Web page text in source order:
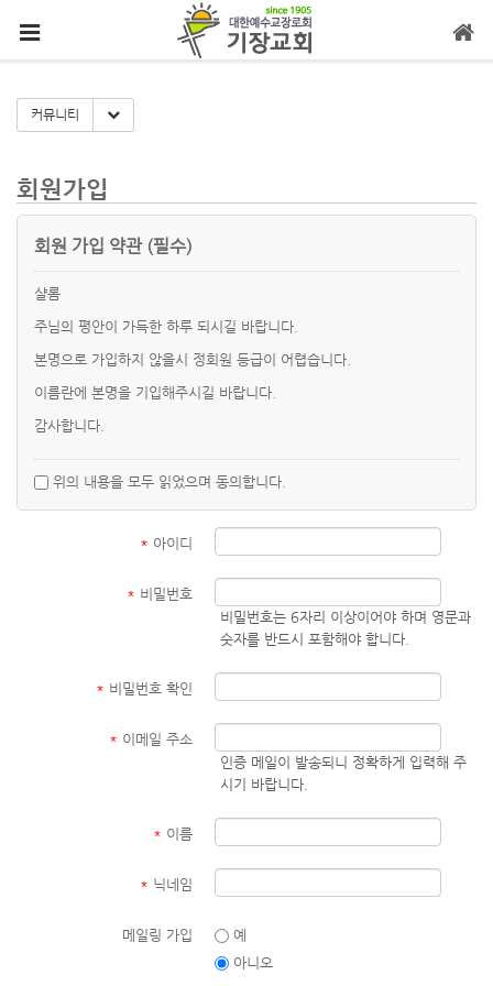
커뮤니티 Toggle Dropdown
회원가입
회원 가입 약관 (필수)
샬롬
주님의 평안이 가득한 하루 되시길 바랍니다.
본명으로 가입하지 않을시 정회원 등급이 어렵습니다.
이름란에 본명을 기입해주시길 바랍니다.
감사합니다.
위의 내용을 모두 읽었으며 동의합니다.
* 아이디
* 비밀번호
비밀번호는 6자리 이상이어야 하며 영문과
숫자를 반드시 포함해야 합니다.
* 비밀번호 확인
* 이메일 주소
인증 메일이 발송되니 정확하게 입력해 주
시기 바랍니다.
* 이름
* 닉네임
메일링 가입
예
아니오